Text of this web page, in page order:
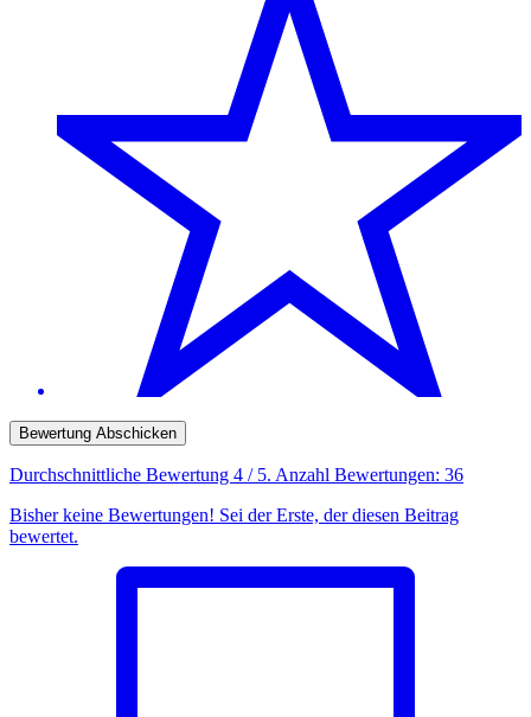
Bewertung Abschicken
Durchschnittliche Bewertung 4 / 5. Anzahl Bewertungen: 36
Bisher keine Bewertungen! Sei der Erste, der diesen Beitrag
bewertet.